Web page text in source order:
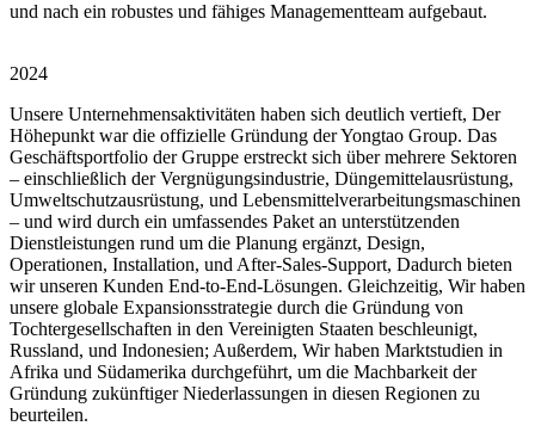
und nach ein robustes und fähiges Managementteam aufgebaut.
2024
Unsere Unternehmensaktivitäten haben sich deutlich vertieft, Der
Höhepunkt war die offizielle Gründung der Yongtao Group. Das
Geschäftsportfolio der Gruppe erstreckt sich über mehrere Sektoren
– einschließlich der Vergnügungsindustrie, Düngemittelausrüstung,
Umweltschutzausrüstung, und Lebensmittelverarbeitungsmaschinen
– und wird durch ein umfassendes Paket an unterstützenden
Dienstleistungen rund um die Planung ergänzt, Design,
Operationen, Installation, und After-Sales-Support, Dadurch bieten
wir unseren Kunden End-to-End-Lösungen. Gleichzeitig, Wir haben
unsere globale Expansionsstrategie durch die Gründung von
Tochtergesellschaften in den Vereinigten Staaten beschleunigt,
Russland, und Indonesien; Außerdem, Wir haben Marktstudien in
Afrika und Südamerika durchgeführt, um die Machbarkeit der
Gründung zukünftiger Niederlassungen in diesen Regionen zu
beurteilen.